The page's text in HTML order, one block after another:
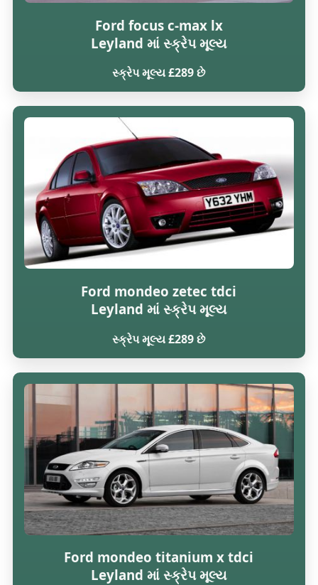
Ford focus c-max lx
Leyland માં સ્ક્રેપ મૂલ્ય
સ્ક્રેપ મૂલ્ય £289 છે
Ford mondeo zetec tdci
Leyland માં સ્ક્રેપ મૂલ્ય
સ્ક્રેપ મૂલ્ય £289 છે
Ford mondeo titanium x tdci
Leyland માં સ્ક્રેપ મૂલ્ય